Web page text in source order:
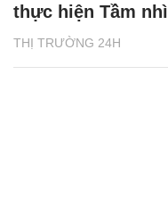
THỊ TRƯỜNG 24H
thực hiện Tầm